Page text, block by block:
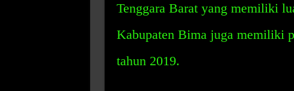
Tenggara Barat yang memiliki
Kabupaten Bima juga memiliki
tahun 2019.